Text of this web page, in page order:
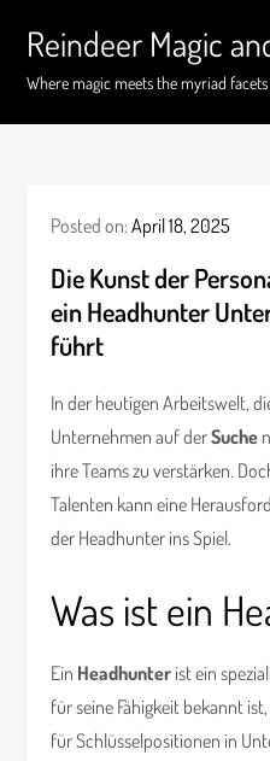
content
Reindeer Magic
Where magic meets the myriad
Posted on:April 18, 2025
Die Kunst der
ein Headhunter
führt
In der heutigen Arbeitswelt,
Unternehmen auf derSuche
ihre Teams zu verstärken.
Talenten kann eine
der Headhunter ins Spiel.
Was ist ein
Ein Headhunter ist ein
für seine Fähigkeit bekannt
für Schlüsselpositionen in